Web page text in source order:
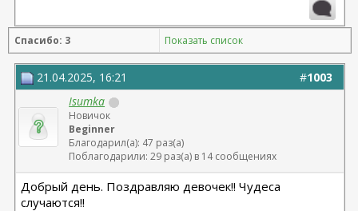
Спасибо: 3 Показать список
#1003
21.04.2025, 16:21
Isumka
Новичок
Beginner
Благодарил(а): 47 раз(а)
Поблагодарили: 29 раз(а) в 14 сообщениях
Добрый день. Поздравляю девочек!! Чудеса
случаются!!